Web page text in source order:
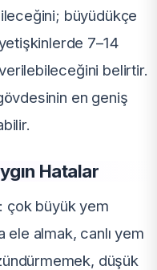
büyüdükçe
yetişkinlerde 7–14
belirtir.
en geniş
Hatalar
çok büyük yem
almak, canlı yem
düşük